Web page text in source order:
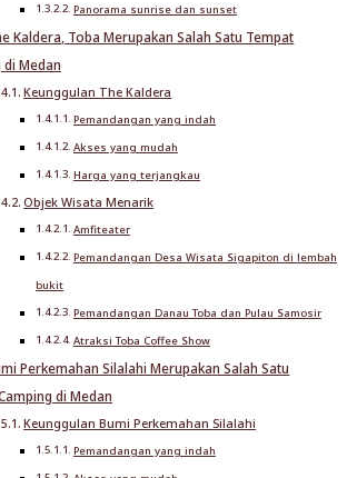
Panorama sunrise dan sunset
Kaldera, Toba Merupakan Salah Satu Tempat
di Medan
Keunggulan The Kaldera
Pemandangan yang indah
Akses yang mudah
Harga yang terjangkau
Objek Wisata Menarik
Amfiteater
Pemandangan Desa Wisata Sigapiton di lembah
bukit
Pemandangan Danau Toba dan Pulau Samosir
Atraksi Toba Coffee Show
Perkemahan Silalahi Merupakan Salah Satu
di Medan
Keunggulan Bumi Perkemahan Silalahi
Pemandangan yang indah